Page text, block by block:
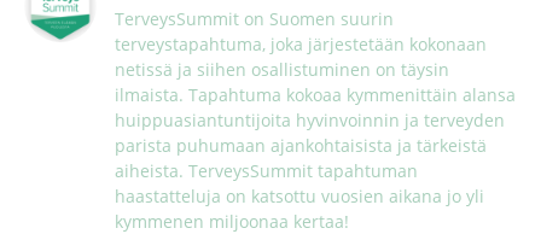
TerveysSummit on Suomen suurin
terveystapahtuma, joka järjestetään kokonaan
netissä ja siihen osallistuminen on täysin
ilmaista. Tapahtuma kokoaa kymmenittäin alansa
huippuasiantuntijoita hyvinvoinnin ja terveyden
parista puhumaan ajankohtaisista ja tärkeistä
aiheista. TerveysSummit tapahtuman
haastatteluja on katsottu vuosien aikana jo yli
kymmenen miljoonaa kertaa!